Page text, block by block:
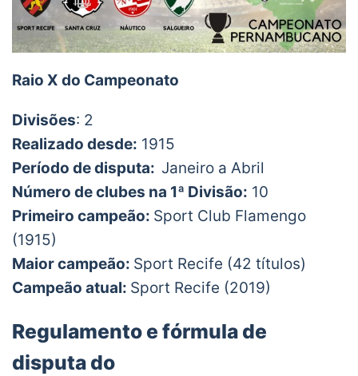
Raio X do Campeonato
Divisões: 2
Realizado desde: 1915
Período de disputa: Janeiro a Abril
Número de clubes na 1ª Divisão: 10
Primeiro campeão: Sport Club Flamengo
(1915)
Maior campeão: Sport Recife (42 títulos)
Campeão atual: Sport Recife (2019)
Regulamento e fórmula de
disputa do